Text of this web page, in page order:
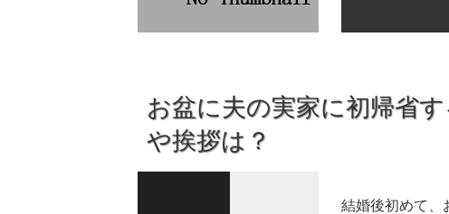
お盆に夫の実家に初帰省
や挨拶は？
結婚後初めて、